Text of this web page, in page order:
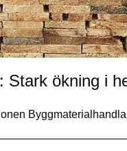
Stark ökning i